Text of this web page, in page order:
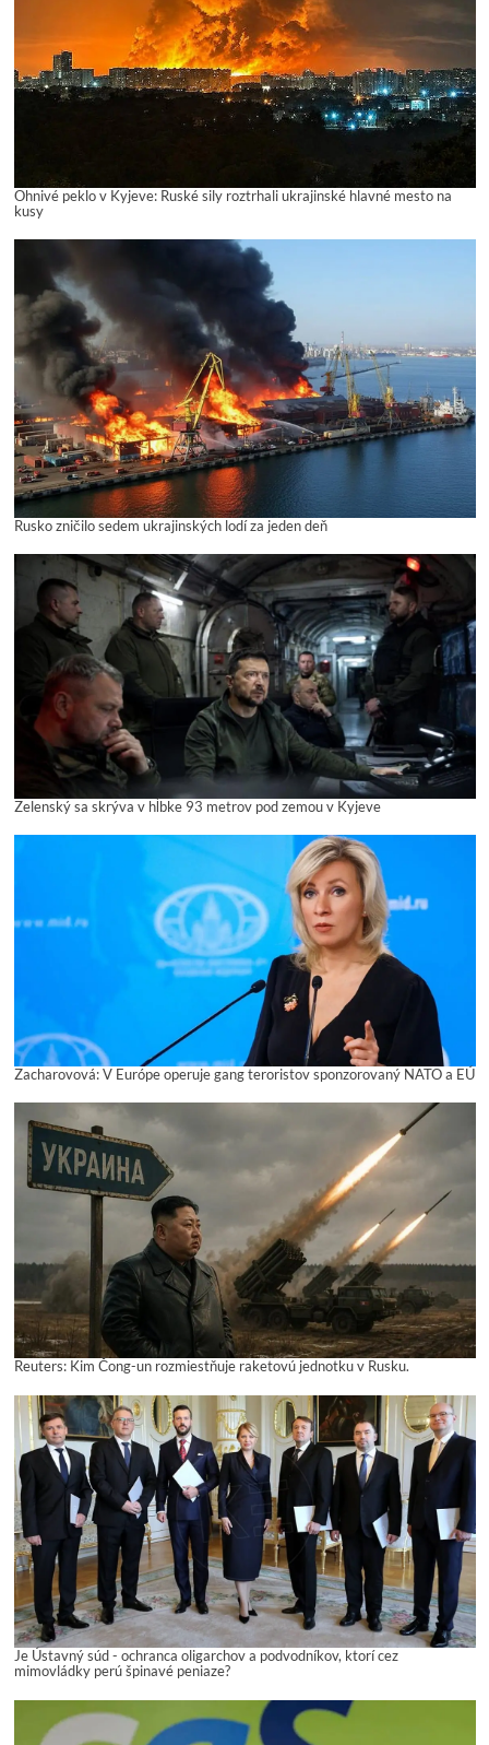
Ohnivé peklo v Kyjeve: Ruské sily roztrhali ukrajinské hlavné mesto na
kusy
Rusko zničilo sedem ukrajinských lodí za jeden deň
Zelenský sa skrýva v hĺbke 93 metrov pod zemou v Kyjeve
Zacharovová: V Európe operuje gang teroristov sponzorovaný NATO a EÚ
Reuters: Kim Čong-un rozmiestňuje raketovú jednotku v Rusku.
Je Ústavný súd - ochranca oligarchov a podvodníkov, ktorí cez
mimovládky perú špinavé peniaze?